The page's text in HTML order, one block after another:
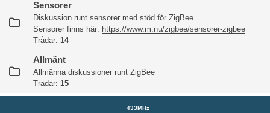
Sensorer
Diskussion runt sensorer med stöd för ZigBee
Sensorer finns här: https://www.m.nu/zigbee/sensorer-zigbee
Trådar: 14
Allmänt
Allmänna diskussioner runt ZigBee
Trådar: 15
433MHz